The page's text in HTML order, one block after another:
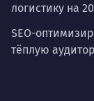
логистику на
SEO-
тёплую